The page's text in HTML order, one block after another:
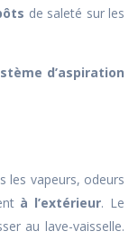
de saleté sur les
d’aspiration
les vapeurs, odeurs
à l’extérieur. Le
au lave-vaisselle.